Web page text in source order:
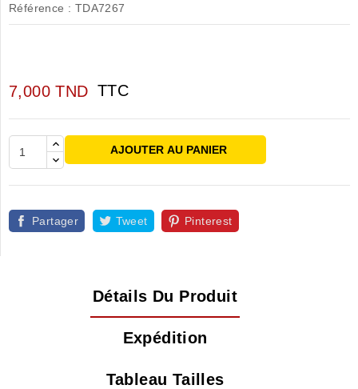
Référence : TDA7267
7,000 TND TTC
AJOUTER AU PANIER
Partager Tweet Pinterest
Détails Du Produit
Expédition
Tableau Tailles